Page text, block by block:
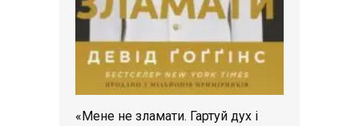
«Мене не зламати. Гартуй дух і